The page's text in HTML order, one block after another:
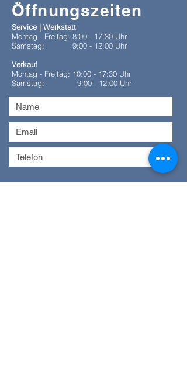
Öffnungszeiten
Service | Werkstatt
Montag - Freitag:
Samstag:
Verkauf
Montag - Freitag:
Samstag:
8:00 - 17:30 Uhr
9:00 - 12:00 Uhr
10:00 - 17:30 Uhr
9:00 - 12:00 Uhr